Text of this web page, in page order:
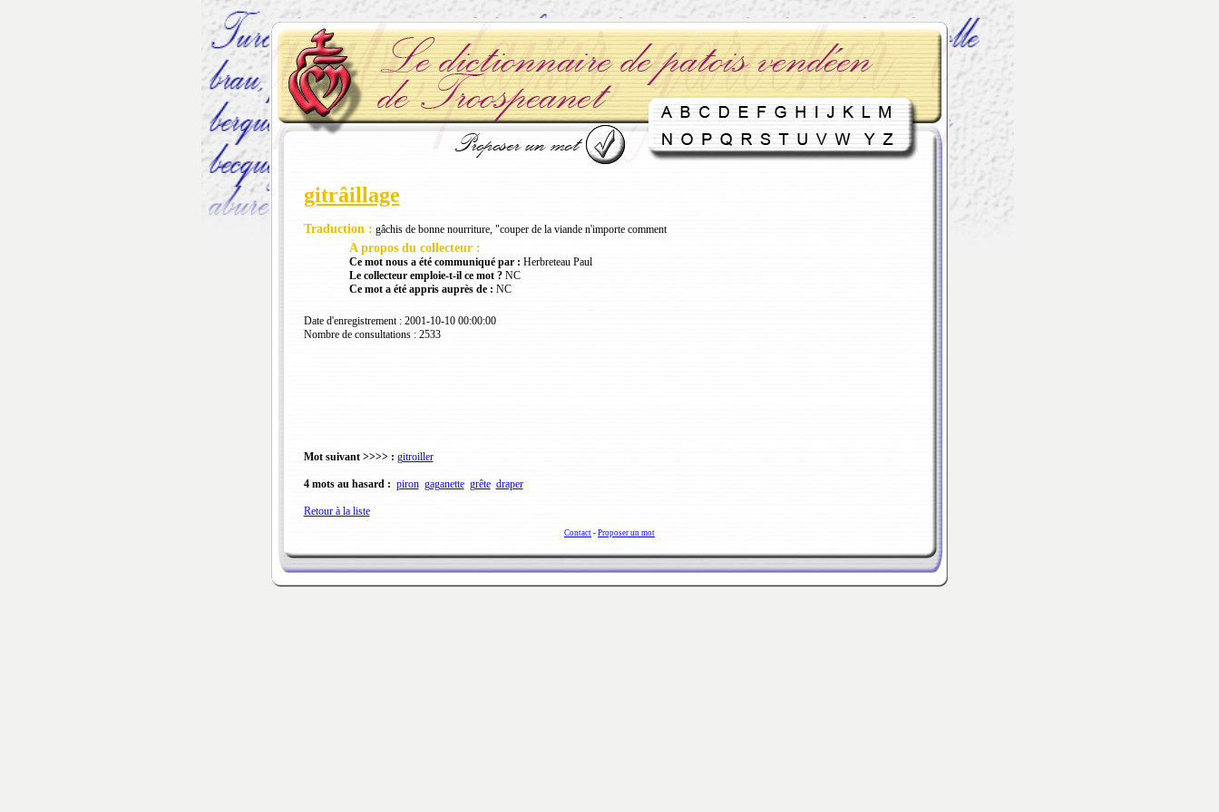
gitrâillage
Traduction : gâchis de bonne nourriture, "couper de la viande n'importe comment
A propos du collecteur :
Ce mot nous a été communiqué par : Herbreteau Paul
Le collecteur emploie-t-il ce mot ?NC
Ce mot a été appris auprès de : NC
Date d'enregistrement : 2001-10-10 00:00:00
Nombre de consultations : 2533
Mot suivant >>>> : gitroiller
4 mots au hasard : piron gaganette grête draper
Retour à la liste
Contact - Proposer un mot